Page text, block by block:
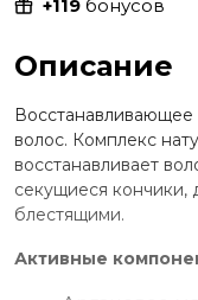
+119 бонусов
Описание
волос. Комплекс
восстанавливает
секущиеся кончики,
блестящими.
Активные